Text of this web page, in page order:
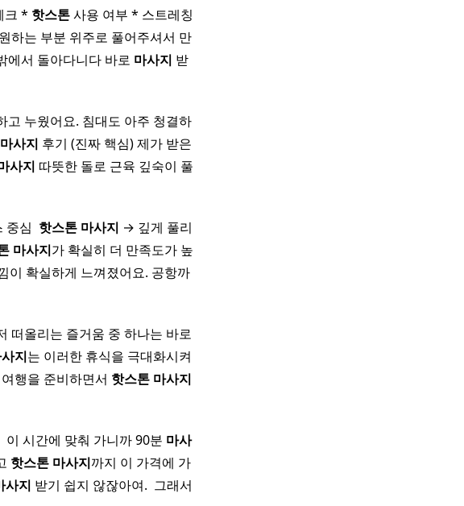
크 * 핫스톤사용 여부 * 스트레칭
하는 부분 위주로 풀어주셔서 만
에서 돌아다니다 바로 마사지 받
고 누웠어요. 침대도 아주 청결하
마사지 후기 (진짜 핵심) 제가 받은
사지 따뜻한 돌로 근육 깊숙이 풀
심 핫스톤 마사지 → 깊게 풀리
마사지가 확실히 더 만족도가 높
이 확실하게 느껴졌어요. 공항까
떠올리는 즐거움 중 하나는 바로
지는 이러한 휴식을 극대화시켜
행을 준비하면서 핫스톤 마사지
시간에 맞춰 가니까 90분 마사
핫스톤 마사지까지 이 가격에 가
사지 받기 쉽지 않잖아여. ​ 그래서